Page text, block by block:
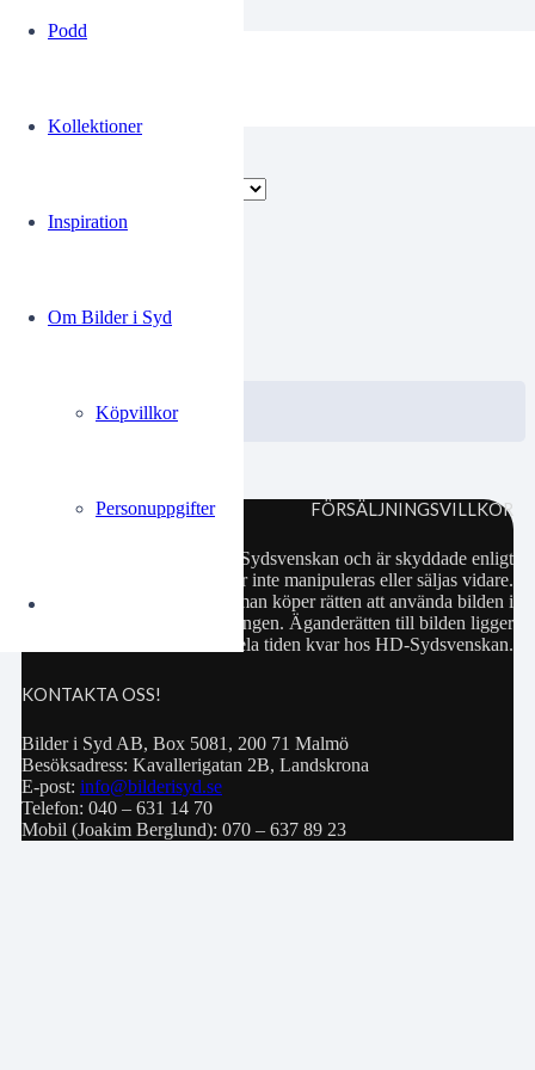
Podd
Kollektioner
Inspiration
Om Bilder i Syd
Köpvillkor
Personuppgifter
0.00kr
Välj alternativ
FÖRSÄLJNINGSVILLKOR
Samtliga bilder hör till HD-Sydsvenskan och är skyddade enligt
upphovsrättslagen. De får inte manipuleras eller säljas vidare.
Köp av bild innebär att man köper rätten att använda bilden i
privat bruk eller för publiceringen. Äganderätten till bilden ligger
hela tiden kvar hos HD-Sydsvenskan.
KONTAKTA OSS!
Bilder i Syd AB, Box 5081, 200 71 Malmö
Besöksadress: Kavallerigatan 2B, Landskrona
E-post: info@bilderisyd.se
Telefon: 040 – 631 14 70
Mobil (Joakim Berglund): 070 – 637 89 23